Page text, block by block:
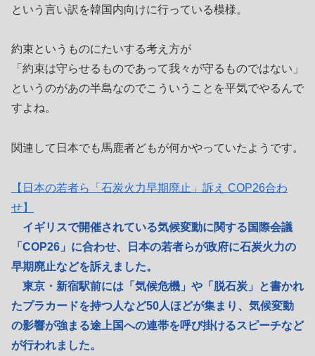
という言い訳を韓国内向けに行っている模様。
約束というものにたいする考え方が
「約束は守らせるものであって我々が守るものではない」
というのがあの半島なのでこういうことを平気でやるんで
すよね。
関連して日本でも馬鹿者どもが何かやっていたようです。
【日本の若者ら「石炭火力早期廃止」訴え COP26合わ
せ】
イギリスで開催されている気候変動に関する国際会議
「COP26」に合わせ、日本の若者らが政府に石炭火力の
早期廃止などを訴えました。
東京・新宿駅前には「気候危機」や「脱石炭」と書かれ
たプラカードを持つ人など50人ほどが集まり、気候変動
の影響が強まる途上国への連帯を呼び掛けるスピーチなど
が行われました。